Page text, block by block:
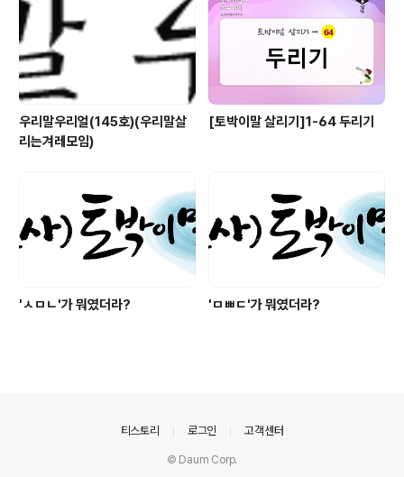
우리말우리얼(145호)(우리말살
리는겨레모임)
[토박이말 살리기]1-64 두리기
'ㅅㅁㄴ'가 뭐였더라? 'ㅁㅃㄷ'가 뭐였더라?
티스토리 로그인 고객센터
© Daum Corp.